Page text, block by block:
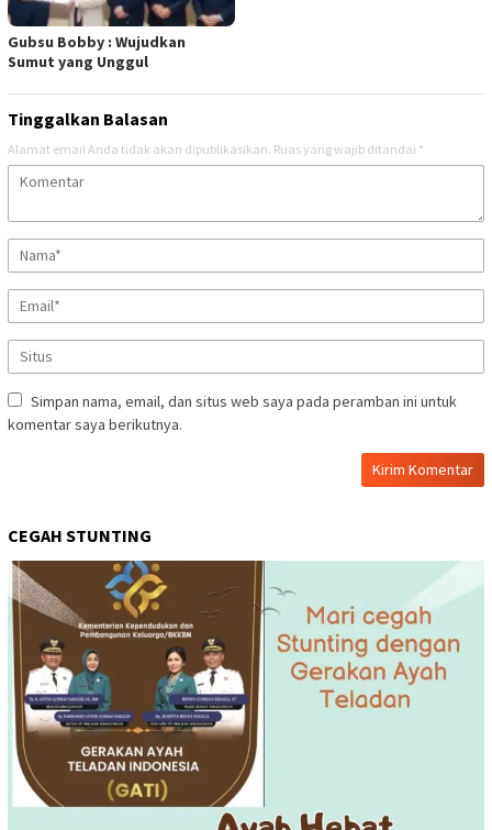
Gubsu Bobby : Wujudkan
Sumut yang Unggul
Tinggalkan Balasan
Alamat email Anda tidak akan dipublikasikan. Ruas yang wajib ditandai *
Simpan nama, email, dan situs web saya pada peramban ini untuk
komentar saya berikutnya.
CEGAH STUNTING